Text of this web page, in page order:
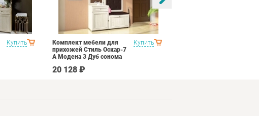
Купить Купить
Комплект мебели для
прихожей Стиль Оскар-7
А Модена 3 Дуб сонома
20 128 ₽